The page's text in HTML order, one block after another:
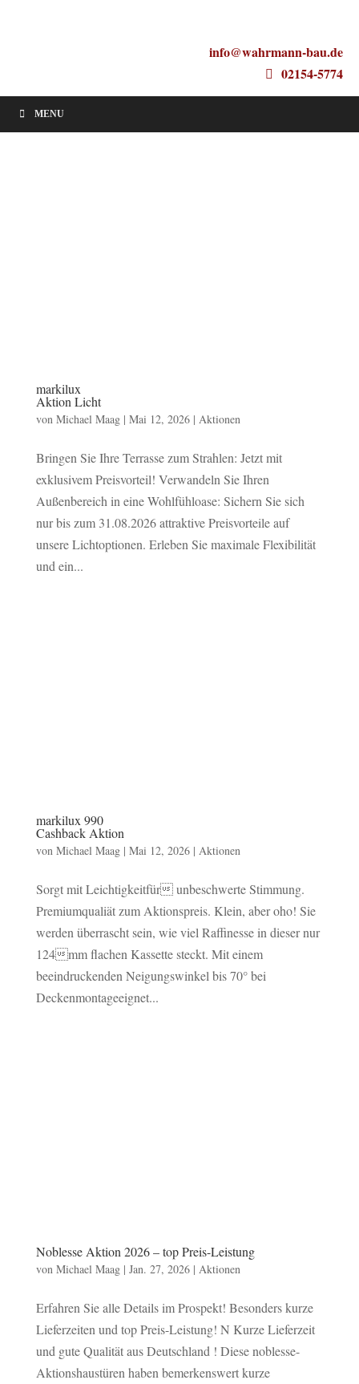
info@wahrmann-bau.de
02154-5774
MENU
markilux
Aktion Licht
von Michael Maag| Mai 12, 2026| Aktionen
Bringen Sie Ihre Terrasse zum Strahlen: Jetzt mit
exklusivem Preisvorteil! Verwandeln Sie Ihren
Außenbereich in eine Wohlfühloase: Sichern Sie sich
nur bis zum 31.08.2026 attraktive Preisvorteile auf
unsere Lichtoptionen. Erleben Sie maximale Flexibilität
und ein...
markilux 990
Cashback Aktion
von Michael Maag| Mai 12, 2026| Aktionen
Sorgt mit Leichtigkeitfür unbeschwerte Stimmung.
Premiumqualiät zum Aktionspreis. Klein, aber oho! Sie
werden überrascht sein, wie viel Raffinesse in dieser nur
124mm flachen Kassette steckt. Mit einem
beeindruckenden Neigungswinkel bis 70° bei
Deckenmontageeignet...
Noblesse Aktion 2026 – top Preis-Leistung
von Michael Maag| Jan. 27, 2026| Aktionen
Erfahren Sie alle Details im Prospekt! Besonders kurze
Lieferzeiten und top Preis-Leistung! N Kurze Lieferzeit
und gute Qualität aus Deutschland ! Diese noblesse-
Aktionshaustüren haben bemerkenswert kurze